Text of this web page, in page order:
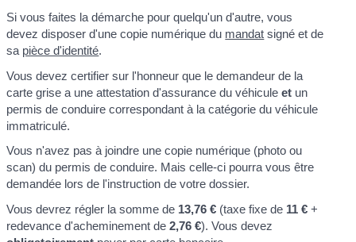
Si vous faites la démarche pour quelqu'un d'autre, vous
devez disposer d'une copie numérique du mandat signé et de
sa pièce d'identité.
Vous devez certifier sur l'honneur que le demandeur de la
carte grise a une attestation d'assurance du véhiculeet un
permis de conduire correspondant à la catégorie du véhicule
immatriculé.
Vous n'avez pas à joindre une copie numérique (photo ou
scan) du permis de conduire. Mais celle-ci pourra vous être
demandée lors de l'instruction de votre dossier.
Vous devrez régler la somme de 13,76 € (taxe fixe de 11 € +
redevance d'acheminement de2,76 €). Vous devez